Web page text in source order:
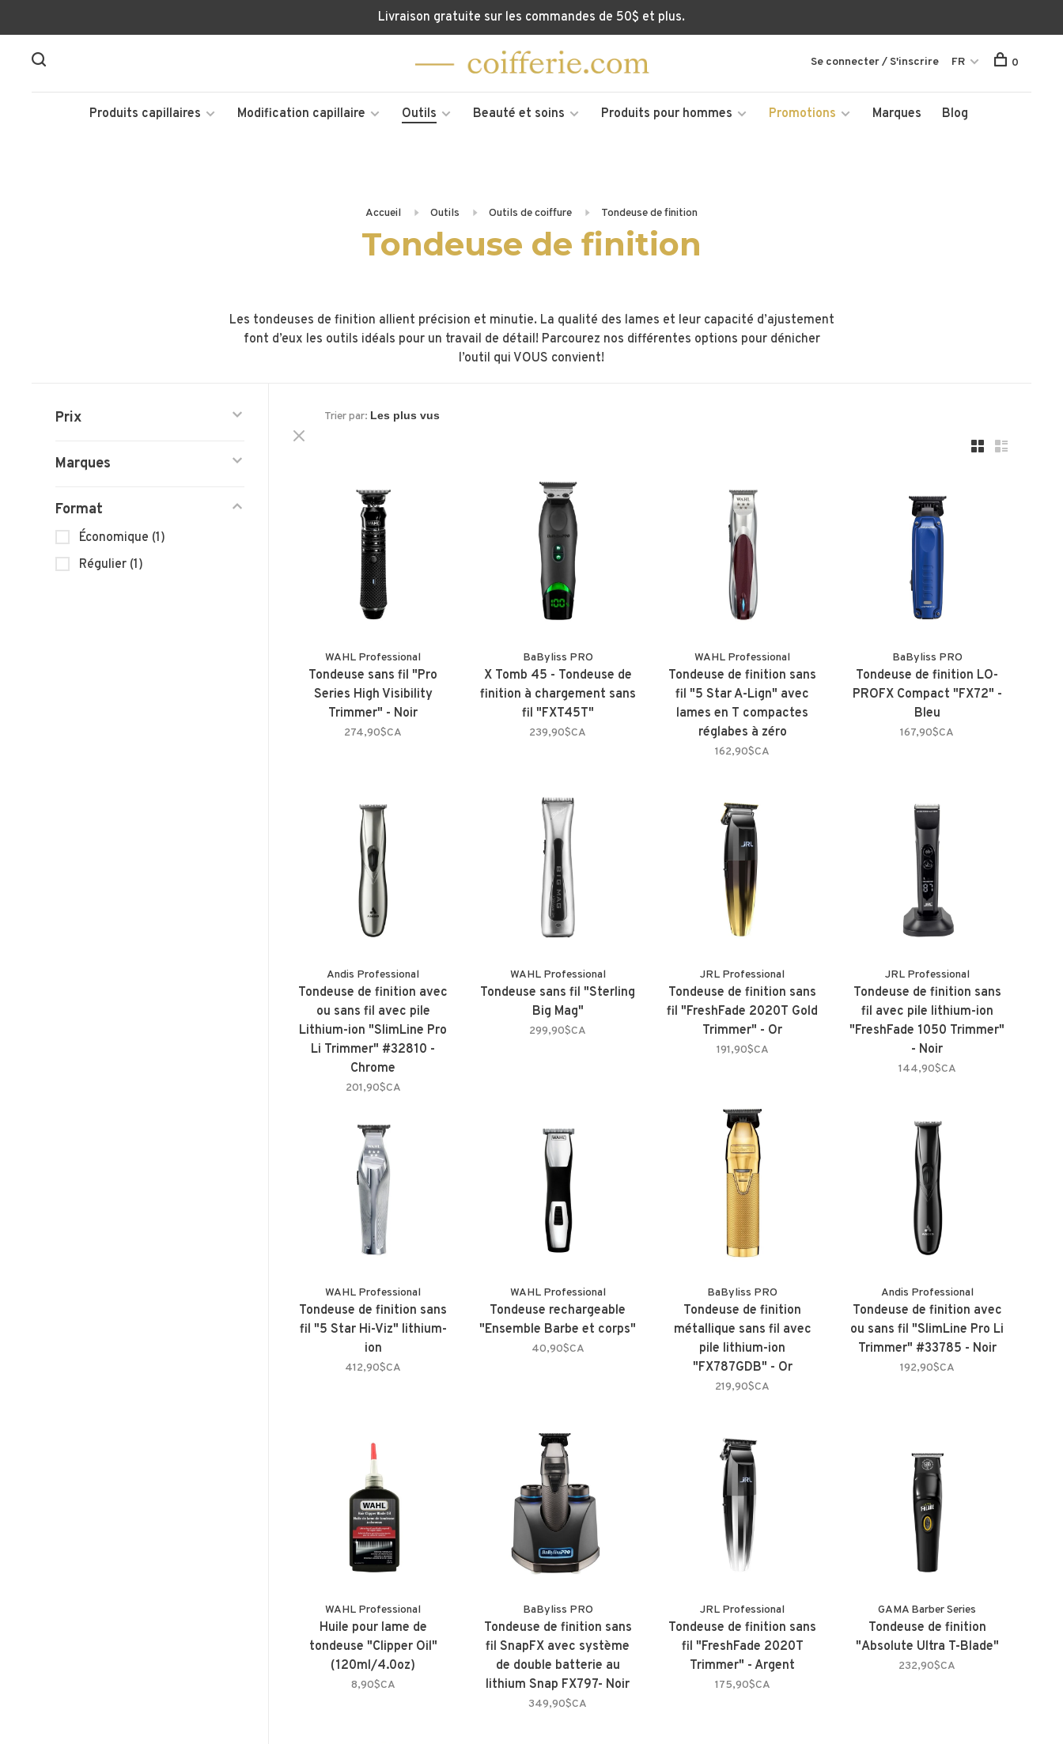
Livraison gratuite sur les commandes de 50$ et plus.
Produits capillaires Modification capillaire Outils Beauté et soins Produits pour hommes Promotions Marques Blog
Se connecter / S'inscrire FR 0
Accueil Outils Outils de coiffure Tondeuse de finition
Tondeuse de finition
Les tondeuses de finition allient précision et minutie. La qualité des lames et leur capacité d’ajustement
font d’eux les outils idéals pour un travail de détail! Parcourez nos différentes options pour dénicher
l’outil qui VOUS convient!
Prix
Marques
Format
Économique (1)
Régulier (1)
Trier par:
WAHL Professional
Tondeuse sans fil "Pro
Series High Visibility
Trimmer" - Noir
274,90$CA
BaByliss PRO
X Tomb 45 - Tondeuse de
finition à chargement sans
fil "FXT45T"
239,90$CA
WAHL Professional
Tondeuse de finition sans
fil "5 Star A-Lign" avec
lames en T compactes
réglabes à zéro
162,90$CA
BaByliss PRO
Tondeuse de finition LO-
PROFX Compact "FX72" -
Bleu
167,90$CA
Andis Professional
Tondeuse de finition avec
ou sans fil avec pile
Lithium-ion "SlimLine Pro
Li Trimmer" #32810 -
Chrome
201,90$CA
WAHL Professional
Tondeuse sans fil "Sterling
Big Mag"
299,90$CA
JRL Professional
Tondeuse de finition sans
fil "FreshFade 2020T Gold
Trimmer" - Or
191,90$CA
JRL Professional
Tondeuse de finition sans
fil avec pile lithium-ion
"FreshFade 1050 Trimmer"
- Noir
144,90$CA
WAHL Professional
Tondeuse de finition sans
fil "5 Star Hi-Viz" lithium-
ion
412,90$CA
WAHL Professional
Tondeuse rechargeable
"Ensemble Barbe et corps"
40,90$CA
BaByliss PRO
Tondeuse de finition
métallique sans fil avec
pile lithium-ion
"FX787GDB" - Or
219,90$CA
Andis Professional
Tondeuse de finition avec
ou sans fil "SlimLine Pro Li
Trimmer" #33785 - Noir
192,90$CA
WAHL Professional
Huile pour lame de
tondeuse "Clipper Oil"
(120ml/4.0oz)
8,90$CA
BaByliss PRO
Tondeuse de finition sans
fil SnapFX avec système
de double batterie au
lithium Snap FX797- Noir
349,90$CA
JRL Professional
Tondeuse de finition sans
fil "FreshFade 2020T
Trimmer" - Argent
175,90$CA
GAMA Barber Series
Tondeuse de finition
"Absolute Ultra T-Blade"
232,90$CA